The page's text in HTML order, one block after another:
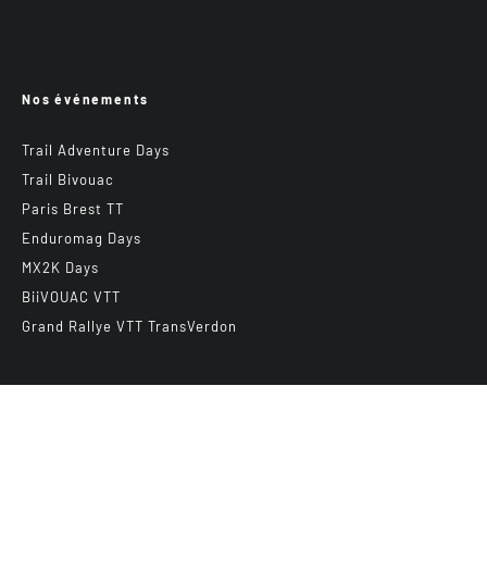
Nos événements
Trail Adventure Days
Trail Bivouac
Paris Brest TT
Enduromag Days
MX2K Days
BiiVOUAC VTT
Grand Rallye VTT TransVerdon